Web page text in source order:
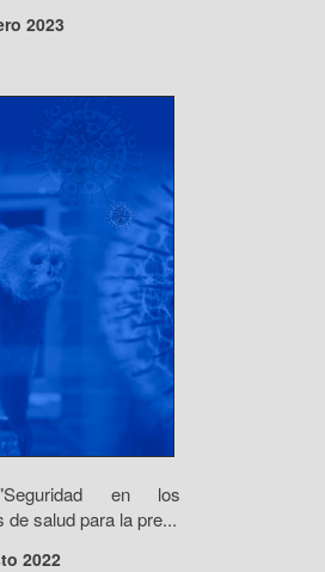
2023
en los
de salud para la pre...
2022